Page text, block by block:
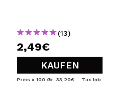
(13)
2,49€
KAUFEN
Preis x 100 Gr: 33,20€ Tax Inb.